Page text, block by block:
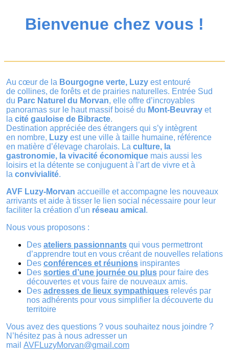
Bienvenue chez vous !
Au cœur de la Bourgogne verte, Luzy est entouré
de collines, de forêts et de prairies naturelles. Entrée Sud
du Parc Naturel du Morvan, elle offre d’incroyables
panoramas sur le haut massif boisé du Mont-Beuvray et
la cité gauloise de Bibracte.
Destination appréciée des étrangers qui s’y intègrent
en nombre, Luzy est une ville à taille humaine, référence
en matière d’élevage charolais. La culture, la
gastronomie, la vivacité économique mais aussi les
loisirs et la détente se conjuguent à l’art de vivre et à
la convivialité.
AVF Luzy-Morvan accueille et accompagne les nouveaux
arrivants et aide à tisser le lien social nécessaire pour leur
faciliter la création d’un réseau amical .
Nous vous proposons :
Des ateliers passionnants qui vous permettront
d’apprendre tout en vous créant de nouvelles relations
Des conférences et réunions inspirantes
Des sorties d’une journée ou plus pour faire des
découvertes et vous faire de nouveaux amis.
Des adresses de lieux sympathiques relevés par
nos adhérents pour vous simplifier la découverte du
territoire
Vous avez des questions ? vous souhaitez nous joindre ?
N’hésitez pas à nous adresser un
mail AVFLuzyMorvan@gmail.com